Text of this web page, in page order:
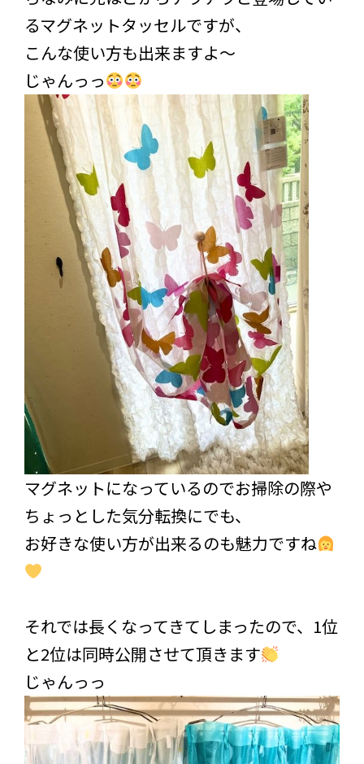
るマグネットタッセルですが、
こんな使い方も出来ますよ～
じゃんっっ
マグネットになっているのでお掃除の際や
ちょっとした気分転換にでも、
お好きな使い方が出来るのも魅力ですね
それでは長くなってきてしまったので、1位
と2位は同時公開させて頂きます
じゃんっっ